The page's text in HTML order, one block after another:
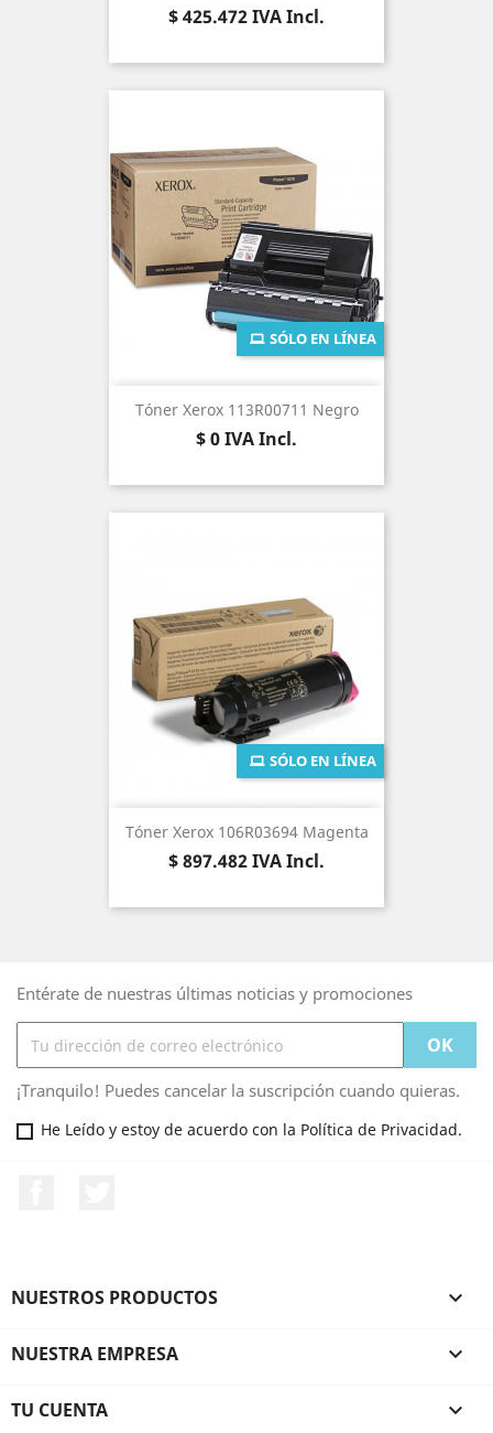
Precio
$ 425.472IVA Incl.
Tóner Xerox 113R00711 Negro
Precio
$ 0IVA Incl.
SÓLO EN LÍNEA
Tóner Xerox 106R03694 Magenta
Precio
$ 897.482IVA Incl.
SÓLO EN LÍNEA
Entérate de nuestras últimas noticias y promociones
¡Tranquilo! Puedes cancelar la suscripción cuando quieras.
He Leído y estoy de acuerdo con la Política de Privacidad.
NUESTROS PRODUCTOS 
NUESTRA EMPRESA 
TU CUENTA 